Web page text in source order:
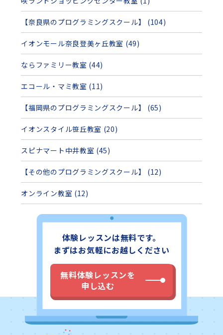
【奈良県のプログラミングスクール】 (104)
イオンモール奈良登美ヶ丘教室 (49)
ならファミリー教室 (44)
エコール・マミ教室 (11)
【福岡県のプログラミングスクール】 (65)
イオンスタイル笹丘教室 (20)
スピナマート中井教室 (45)
【その他のプログラミングスクール】 (12)
オンライン教室 (12)
体験レッスンは無料です。
まずはお気軽にお越しください
無料体験レッスンを
申し込む